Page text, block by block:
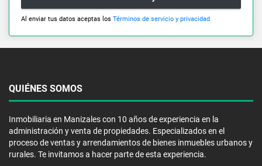
Al enviar tus datos aceptas los Términos de servicio y privacidad
QUIÉNES SOMOS
Inmobiliaria en Manizales con 10 años de experiencia en la
administración y venta de propiedades. Especializados en el
proceso de ventas y arrendamientos de bienes inmuebles urbanos y
rurales. Te invitamos a hacer parte de esta experiencia.